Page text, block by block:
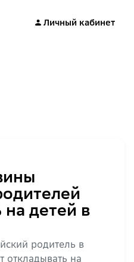
Личный кабинет
на детей в
родитель в
откладывать на